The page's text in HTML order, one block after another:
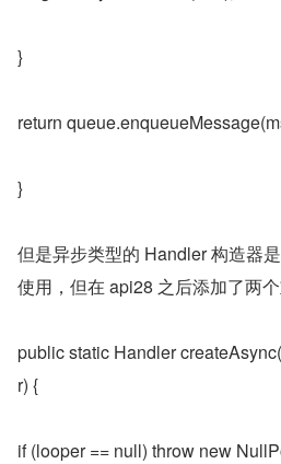
}
return
}
但是异步类型的 Handler 构造器
使用，但在 api28 之后添加了两个
public static Handler
r) {
if (looper == null) throw new